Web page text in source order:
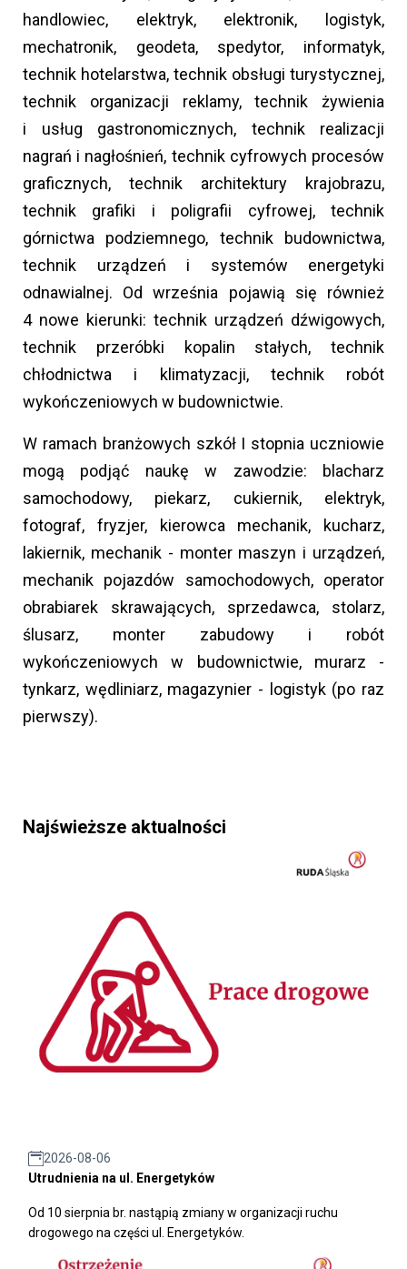
handlowiec, elektryk, elektronik, logistyk,
mechatronik, geodeta, spedytor, informatyk,
technik hotelarstwa, technik obsługi turystycznej,
technik organizacji reklamy, technik żywienia
i usług gastronomicznych, technik realizacji
nagrań i nagłośnień, technik cyfrowych procesów
graficznych, technik architektury krajobrazu,
technik grafiki i poligrafii cyfrowej, technik
górnictwa podziemnego, technik budownictwa,
technik urządzeń i systemów energetyki
odnawialnej. Od września pojawią się również
4 nowe kierunki: technik urządzeń dźwigowych,
technik przeróbki kopalin stałych, technik
chłodnictwa i klimatyzacji, technik robót
wykończeniowych w budownictwie.
W ramach branżowych szkół I stopnia uczniowie
mogą podjąć naukę w zawodzie: blacharz
samochodowy, piekarz, cukiernik, elektryk,
fotograf, fryzjer, kierowca mechanik, kucharz,
lakiernik, mechanik - monter maszyn i urządzeń,
mechanik pojazdów samochodowych, operator
obrabiarek skrawających, sprzedawca, stolarz,
ślusarz, monter zabudowy i robót
wykończeniowych w budownictwie, murarz -
tynkarz, wędliniarz, magazynier - logistyk (po raz
pierwszy).
Najświeższe aktualności
2026-08-06
Utrudnienia na ul. Energetyków
Od 10 sierpnia br. nastąpią zmiany w organizacji ruchu
drogowego na części ul. Energetyków.